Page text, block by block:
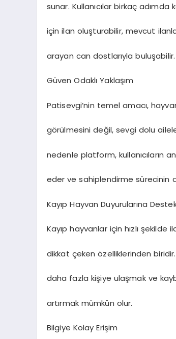
sunar. Kullanıcılar birkaç
için ilan oluşturabilir, mevcut
arayan can dostlarıyla buluşabilir.
Güven Odaklı Yaklaşım
Patisevgi’nin temel amacı,
görülmesini değil, sevgi dolu
nedenle platform, kullanıcıların
eder ve sahiplendirme sürecinin
Kayıp Hayvan Duyurularına
Kayıp hayvanlar için hızlı
dikkat çeken özelliklerinden
daha fazla kişiye ulaşmak ve
artırmak mümkün olur.
Bilgiye Kolay Erişim